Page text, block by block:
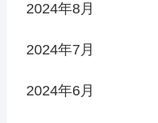
2024年8月
2024年7月
2024年6月